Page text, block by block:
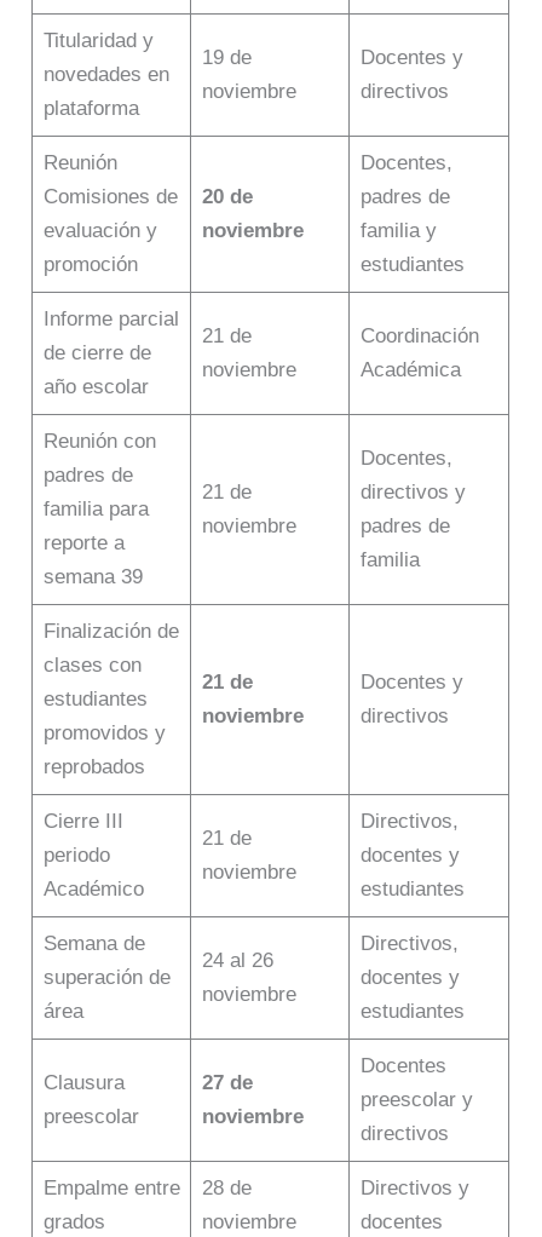
Titularidad y
novedades en
plataforma
19 de
noviembre
Docentes y
directivos
Reunión
Comisiones de
evaluación y
promoción
20 de
noviembre
Docentes,
padres de
familia y
estudiantes
Informe parcial
de cierre de
año escolar
21 de
noviembre
Coordinación
Académica
Reunión con
padres de
familia para
reporte a
semana 39
21 de
noviembre
Docentes,
directivos y
padres de
familia
Finalización de
clases con
estudiantes
promovidos y
reprobados
21 de
noviembre
Docentes y
directivos
Cierre III
periodo
Académico
21 de
noviembre
Directivos,
docentes y
estudiantes
Semana de
superación de
área
24 al 26
noviembre
Directivos,
docentes y
estudiantes
Clausura
preescolar
27 de
noviembre
Docentes
preescolar y
directivos
Empalme entre
grados
28 de
noviembre
Directivos y
docentes